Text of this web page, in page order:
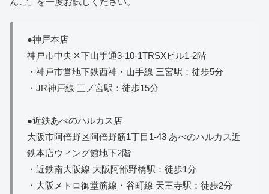
●神戸本店
神戸市中央区下山手通3-10-1TRSXビル1-2階
・神戸市営地下鉄西神・山手線 三宮駅：徒歩5分
・JR神戸線 三ノ宮駅：徒歩15分
●近鉄あべのハルカス店
大阪市阿倍野区阿倍野筋1丁目1-43 あべのハルカス近
鉄本店ウィング館地下2階
・近鉄南大阪線 大阪阿部野橋駅：徒歩1分
・大阪メトロ御堂筋線・谷町線 天王寺駅：徒歩2分